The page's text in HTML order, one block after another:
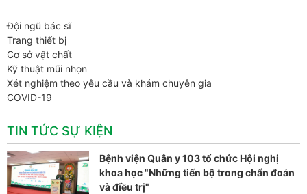
Đội ngũ bác sĩ
Trang thiết bị
Cơ sở vật chất
Kỹ thuật mũi nhọn
Xét nghiệm theo yêu cầu và khám chuyên gia
COVID-19
TIN TỨC SỰ KIỆN
Bệnh viện Quân y 103 tổ chức Hội nghị
khoa học "Những tiến bộ trong chẩn đoán
và điều trị"